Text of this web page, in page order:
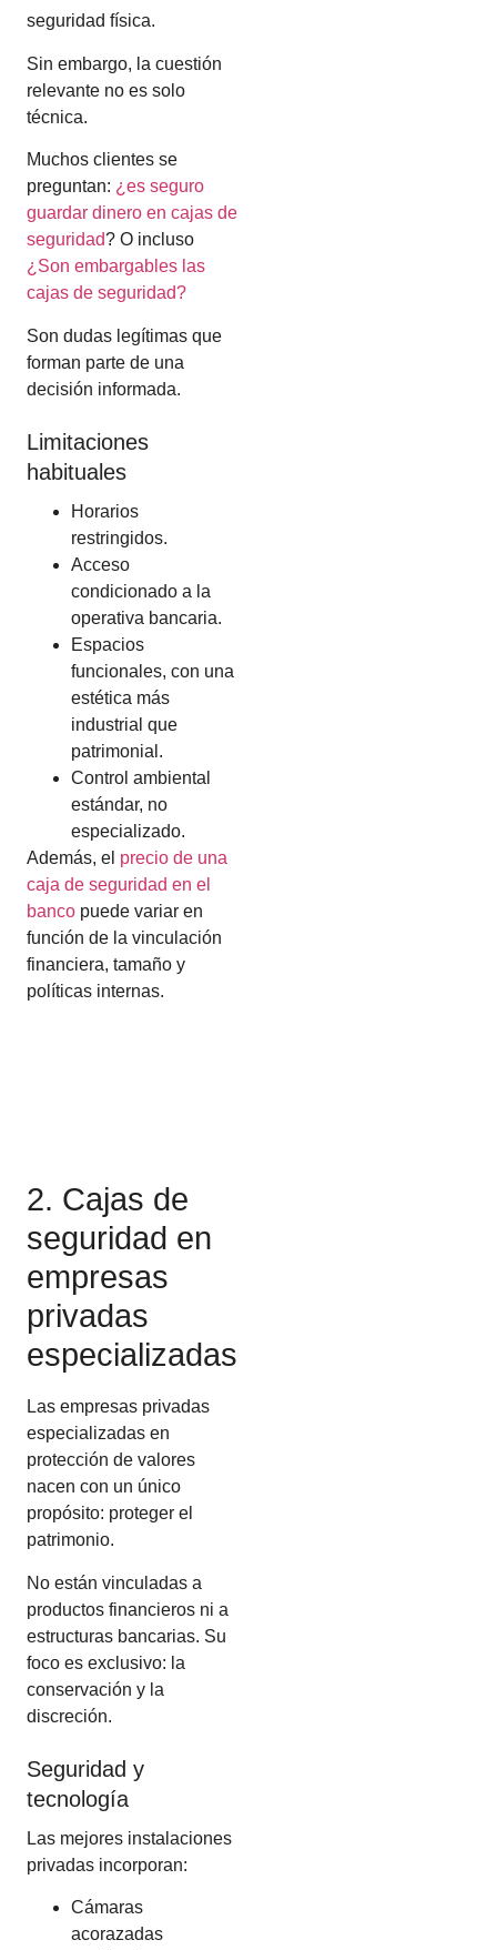
seguridad física.
Sin embargo, la cuestión
relevante no es solo
técnica.
Muchos clientes se
preguntan: ¿es seguro
guardar dinero en cajas de
seguridad? O incluso
¿Son embargables las
cajas de seguridad?
Son dudas legítimas que
forman parte de una
decisión informada.
Limitaciones
habituales
Horarios
restringidos.
Acceso
condicionado a la
operativa bancaria.
Espacios
funcionales, con una
estética más
industrial que
patrimonial.
Control ambiental
estándar, no
especializado.
Además, el precio de una
caja de seguridad en el
banco puede variar en
función de la vinculación
financiera, tamaño y
políticas internas.
2. Cajas de
seguridad en
empresas
privadas
especializadas
Las empresas privadas
especializadas en
protección de valores
nacen con un único
propósito: proteger el
patrimonio.
No están vinculadas a
productos financieros ni a
estructuras bancarias. Su
foco es exclusivo: la
conservación y la
discreción.
Seguridad y
tecnología
Las mejores instalaciones
privadas incorporan:
Cámaras
acorazadas